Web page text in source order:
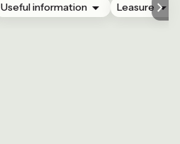
Useful information Leasure